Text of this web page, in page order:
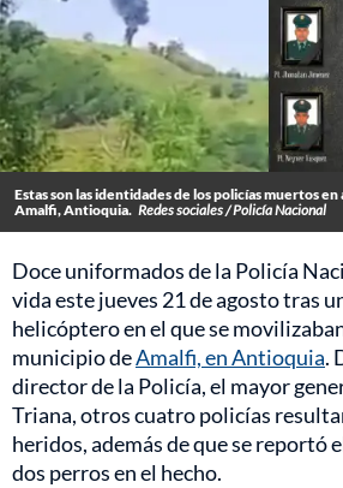
Estas son las identidades de los policías muertos
Amalfi, Antioquia. Redes sociales / Policía Nacional
Doce uniformados de la Policía
vida este jueves 21 de agosto tras
helicóptero en el que se
municipio deAmalfi, en Antioquia.
director de la Policía, el mayor
Triana, otros cuatro policías
heridos, además de que se reportó
dos perros en el hecho.